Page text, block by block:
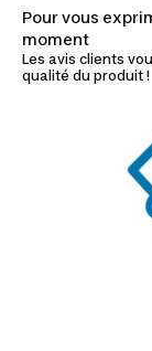
Pour vous
moment
Les avis clients
qualité du produit !